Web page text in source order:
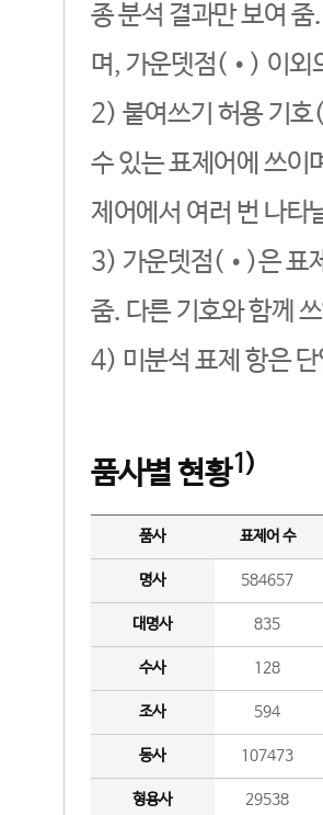
종 분석 결과만 보여
며, 가운뎃점(•) 이외
2) 붙여쓰기 허용 기호
수 있는 표제어에 쓰이
제어에서 여러 번 나타
3) 가운뎃점(•)은 표
줌. 다른 기호와 함께
4) 미분석 표제 항은
품사별 현황1)
품사 표제어 수
명사 584657
대명사 835
수사 128
조사 594
동사 107473
형용사 29538